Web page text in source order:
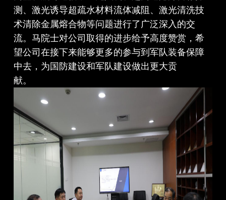
测、激光诱导超疏水材料流体减阻、激光清洗技
术清除金属熔合物等问题进行了广泛深入的交
流。马院士对公司取得的进步给予高度赞赏，希
望公司在接下来能够更多的参与到军队装备保障
中去，为国防建设和军队建设做出更大贡
献。